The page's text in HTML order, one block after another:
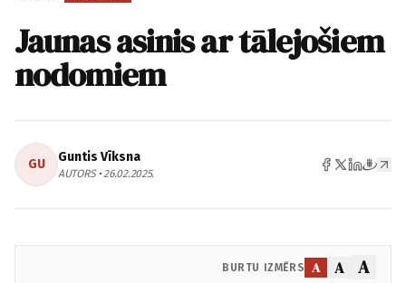
Jaunas asinis ar tālejošiem
nodomiem
GU Guntis Vīksna
AUTORS • 26.02.2025.
BURTU IZMĒRS A A A